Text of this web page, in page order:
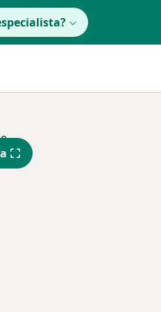
Jue
13 Ago